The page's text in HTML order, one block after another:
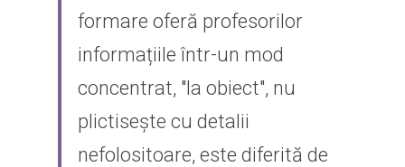
formare oferă profesorilor
informațiile într-un mod
concentrat, "la obiect", nu
plictisește cu detalii
nefolositoare, este diferită de